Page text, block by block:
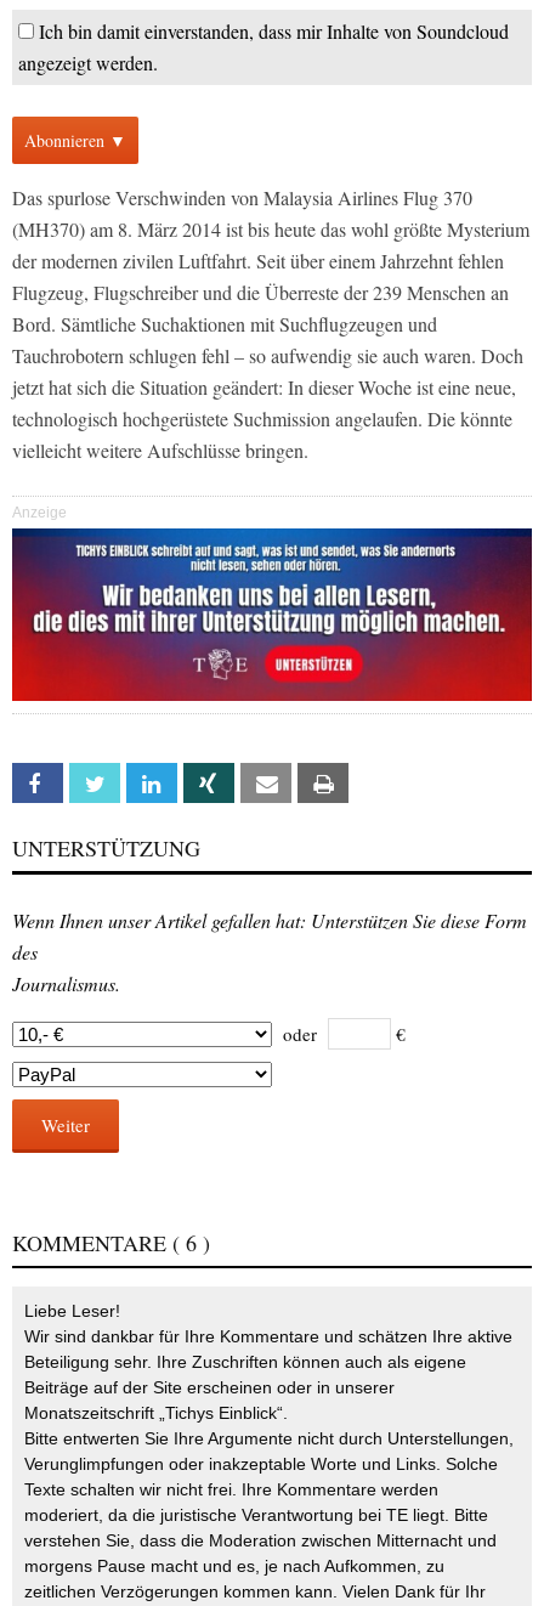
Ich bin damit einverstanden, dass mir Inhalte von Soundcloud
angezeigt werden.
Abonnieren ▼
Das spurlose Verschwinden von Malaysia Airlines Flug 370
(MH370) am 8. März 2014 ist bis heute das wohl größte Mysterium
der modernen zivilen Luftfahrt. Seit über einem Jahrzehnt fehlen
Flugzeug, Flugschreiber und die Überreste der 239 Menschen an
Bord. Sämtliche Suchaktionen mit Suchflugzeugen und
Tauchrobotern schlugen fehl – so aufwendig sie auch waren. Doch
jetzt hat sich die Situation geändert: In dieser Woche ist eine neue,
technologisch hochgerüstete Suchmission angelaufen. Die könnte
vielleicht weitere Aufschlüsse bringen.
Anzeige
Facebook Twitter Linkedin Xing Email
UNTERSTÜTZUNG
Wenn Ihnen unser Artikel gefallen hat: Unterstützen Sie diese Form
des
Journalismus.
oder €
Weiter
KOMMENTARE ( 6 )
Liebe Leser!
Wir sind dankbar für Ihre Kommentare und schätzen Ihre aktive
Beteiligung sehr. Ihre Zuschriften können auch als eigene
Beiträge auf der Site erscheinen oder in unserer
Monatszeitschrift „Tichys Einblick“.
Bitte entwerten Sie Ihre Argumente nicht durch Unterstellungen,
Verunglimpfungen oder inakzeptable Worte und Links. Solche
Texte schalten wir nicht frei. Ihre Kommentare werden
moderiert, da die juristische Verantwortung bei TE liegt. Bitte
verstehen Sie, dass die Moderation zwischen Mitternacht und
morgens Pause macht und es, je nach Aufkommen, zu
zeitlichen Verzögerungen kommen kann. Vielen Dank für Ihr